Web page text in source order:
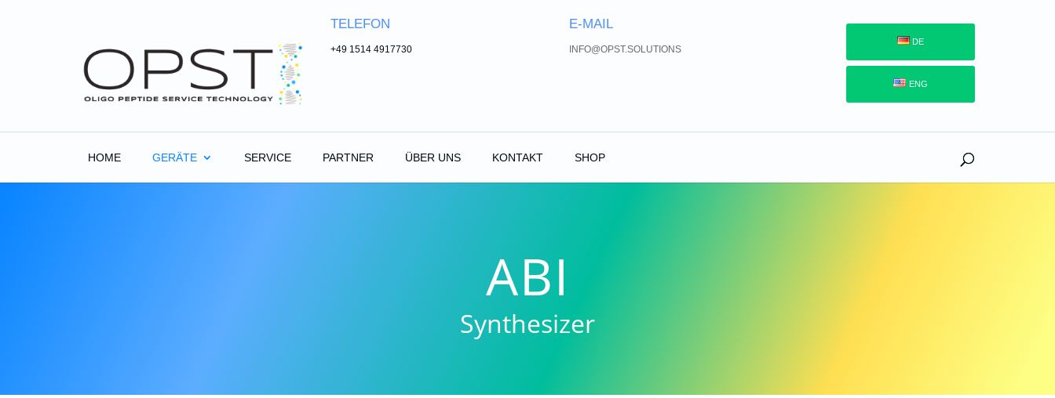
TELEFON
+49 1514 4917730
E-MAIL
INFO@OPST.SOLUTIONS
DE
ENG
HOME GERÄTE SERVICE PARTNER ÜBER UNS KONTAKT SHOP
ABI
Synthesizer